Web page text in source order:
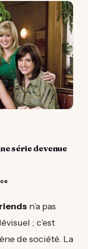
série devenue
n’a pas
; c’est
de société. La